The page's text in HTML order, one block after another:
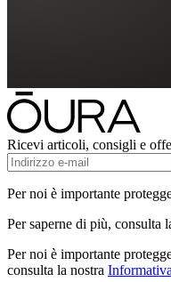
Ricevi articoli, consigli e
Per noi è importante
Per saperne di più, consulta
Per noi è importante
consulta la nostra